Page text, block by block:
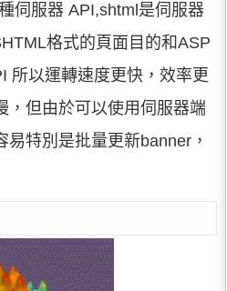
伺服器 API,shtml是伺服器
格式的頁面目的和ASP
所以運轉速度更快，效率更
，但由於可以使用伺服器端
特別是批量更新banner，